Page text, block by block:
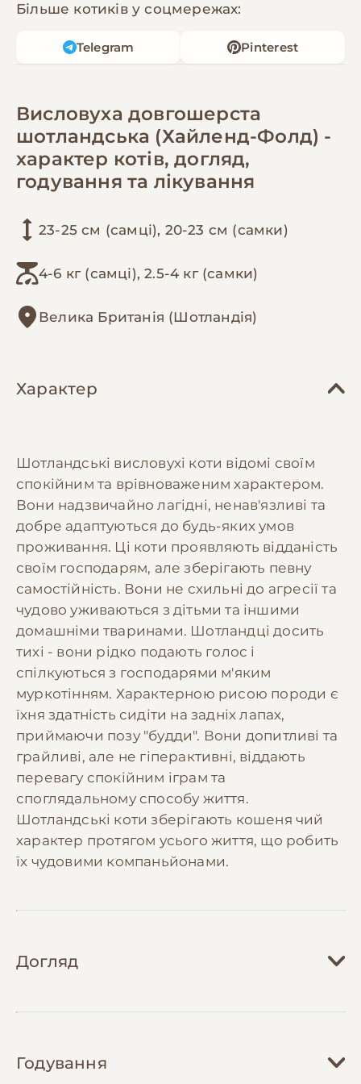
Більше котиків у соцмережах:
Telegram Pinterest
Висловуха довгошерста
шотландська (Хайленд-Фолд) -
характер котів, догляд,
годування та лікування
23-25 см (самці), 20-23 см (самки)
4-6 кг (самці), 2.5-4 кг (самки)
Велика Британія (Шотландія)
Характер
Шотландські висловухі коти відомі своїм
спокійним та врівноваженим характером.
Вони надзвичайно лагідні, ненав'язливі та
добре адаптуються до будь-яких умов
проживання. Ці коти проявляють відданість
своїм господарям, але зберігають певну
самостійність. Вони не схильні до агресії та
чудово уживаються з дітьми та іншими
домашніми тваринами. Шотландці досить
тихі - вони рідко подають голос і
спілкуються з господарями м'яким
муркотінням. Характерною рисою породи є
їхня здатність сидіти на задніх лапах,
приймаючи позу "будди". Вони допитливі та
грайливі, але не гіперактивні, віддають
перевагу спокійним іграм та
споглядальному способу життя.
Шотландські коти зберігають кошеня чий
характер протягом усього життя, що робить
їх чудовими компаньйонами.
Догляд
кішкою вимагає регулярної уваги, особливо
до шерсті та вух. Шерсть необхідно
Годування